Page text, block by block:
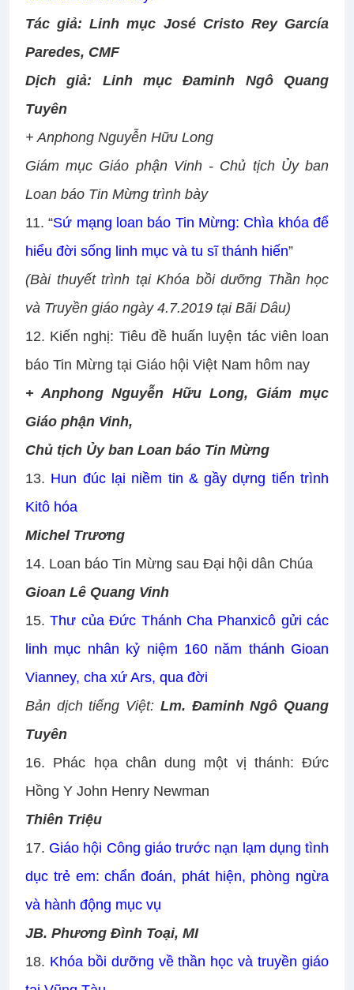
Tác giả: Linh mục José Cristo Rey García
Paredes, CMF
Dịch giả: Linh mục Đaminh Ngô Quang
Tuyên
+ Anphong Nguyễn Hữu Long
Giám mục Giáo phận Vinh - Chủ tịch Ủy ban
Loan báo Tin Mừng trình bày
11. “Sứ mạng loan báo Tin Mừng: Chìa khóa để
hiểu đời sống linh mục và tu sĩ thánh hiến”
(Bài thuyết trình tại Khóa bồi dưỡng Thần học
và Truyền giáo ngày 4.7.2019 tại Bãi Dâu)
12. Kiến nghị: Tiêu đề huấn luyện tác viên loan
báo Tin Mừng tại Giáo hội Việt Nam hôm nay
+ Anphong Nguyễn Hữu Long, Giám mục
Giáo phận Vinh,
Chủ tịch Ủy ban Loan báo Tin Mừng
13. Hun đúc lại niềm tin & gầy dựng tiến trình
Kitô hóa
Michel Trương
14. Loan báo Tin Mừng sau Đại hội dân Chúa
Gioan Lê Quang Vinh
15.Thư của Đức Thánh Cha Phanxicô gửi các
linh mục nhân kỷ niệm 160 năm thánh Gioan
Vianney, cha xứ Ars, qua đời
Bản dịch tiếng Việt: Lm. Đaminh Ngô Quang
Tuyên
16. Phác họa chân dung một vị thánh: Đức
Hồng Y John Henry Newman
Thiên Triệu
17. Giáo hội Công giáo trước nạn lạm dụng tình
dục trẻ em: chẩn đoán, phát hiện, phòng ngừa
và hành động mục vụ
JB. Phương Đình Toại, MI
18. Khóa bồi dưỡng về thần học và truyền giáo